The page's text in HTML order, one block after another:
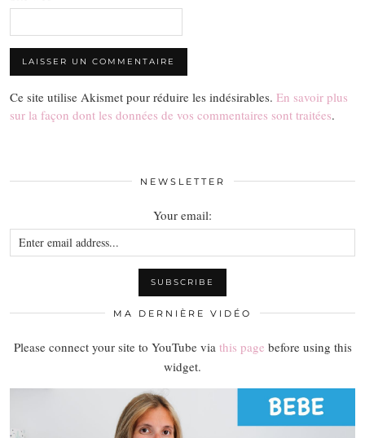
Ce site utilise Akismet pour réduire les indésirables. En savoir plus
sur la façon dont les données de vos commentaires sont traitées.
NEWSLETTER
Your email:
MA DERNIÈRE VIDÉO
Please connect your site to YouTube via this page before using this
widget.